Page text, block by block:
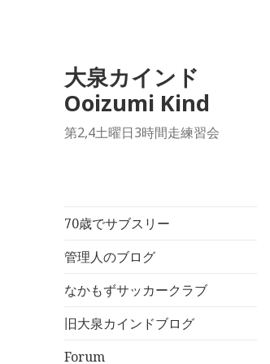
大泉カインド
Ooizumi Kind
第2,4土曜日3時間走練習会
70歳でサブスリー
管理人のブログ
なかもずサッカークラブ
旧大泉カインドブログ
Forum